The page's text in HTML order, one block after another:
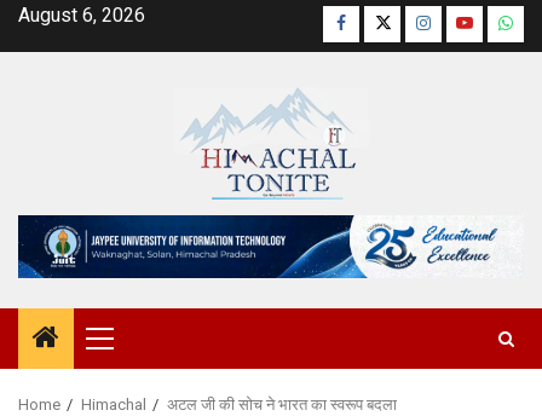
SkipAugust 6, 2026 Facebook
TwitterInstagram
YouTube
Primary
Menu
Home Himachal अटल जी की सोच ने भारत का स्वरूप बदला